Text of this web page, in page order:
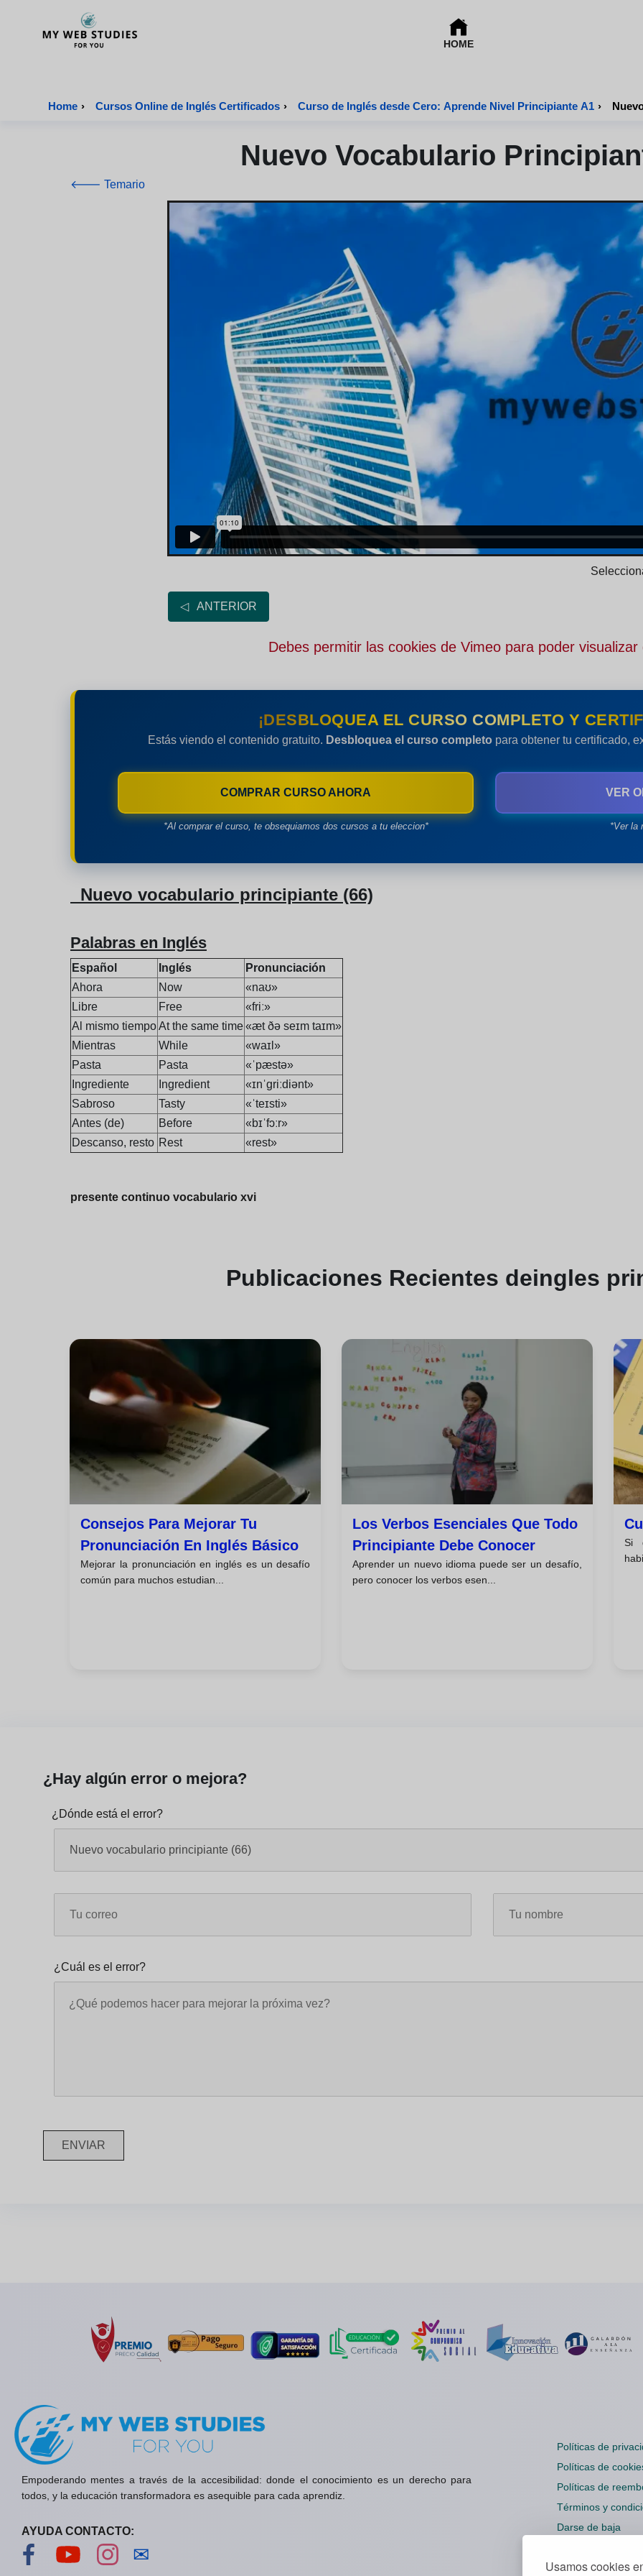
Usamos cookies
HOME
Home › Cursos Online de Inglés Certificados › Curso de Inglés desde Cero: Aprende Nivel Principiante A1 ›
Nuevo Vocabulario
🡐 Temario
◁ ANTERIOR
Debes permitir las cookies de Vimeo para poder visualizar
¡DESBLOQUEA EL CURSO COMPLETO Y
Estás viendo el contenido gratuito. Desbloquea el curso completopara obtener tu certificado,
COMPRAR CURSO AHORA
*Al comprar el curso, te obsequiamos dos cursos a tu eleccion*
VER
*Ver la
Nuevo vocabulario principiante (66)
Palabras en Inglés
Español Inglés
Pronunciación
Ahora
Now
«naʊ»
Libre
Free
«friː»
Al mismo tiempoAt the same time«æt ðə seɪm taɪm»
Mientras
While
«waɪl»
Pasta
Pasta
«ˈpæstə»
Ingrediente
Ingredient
«ɪnˈɡriːdiənt»
Sabroso
Tasty
«ˈteɪsti»
Antes (de)
Before
«bɪˈfɔːr»
Descanso, resto Rest «rest»
presente continuo vocabulario xvi
Publicaciones Recientes deingles
Consejos Para Mejorar Tu
Pronunciación En Inglés Básico
Mejorar la pronunciación en inglés es un desafío
común para muchos estudian...
Los Verbos Esenciales Que Todo
Principiante Debe Conocer
Aprender un nuevo idioma puede ser un desafío,
pero conocer los verbos esen...
Si
¿Hay algún error o mejora?
¿Dónde está el error?
¿Cuál es el error?
ENVIAR
Empoderando mentes a través de la accesibilidad: donde el conocimiento es un derecho para
todos, y la educación transformadora es asequible para cada aprendiz.
AYUDA CONTACTO:
Visítanos en Facebook
Visítanos en YouTube
Visítanos en Instagram
✉
Políticas de
Políticas de
Políticas de
Términos y
Darse de baja